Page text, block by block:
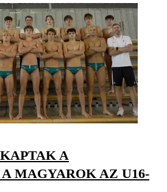
A
MAGYAROK AZ U16-